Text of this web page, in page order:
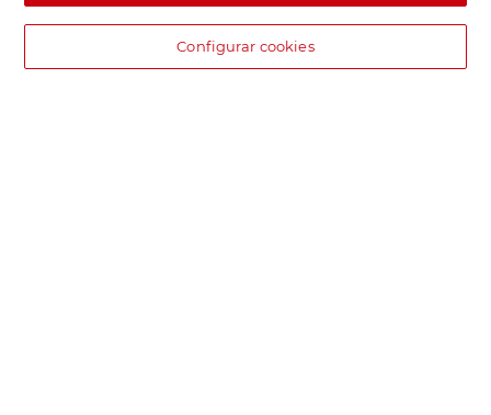
Configurar cookies